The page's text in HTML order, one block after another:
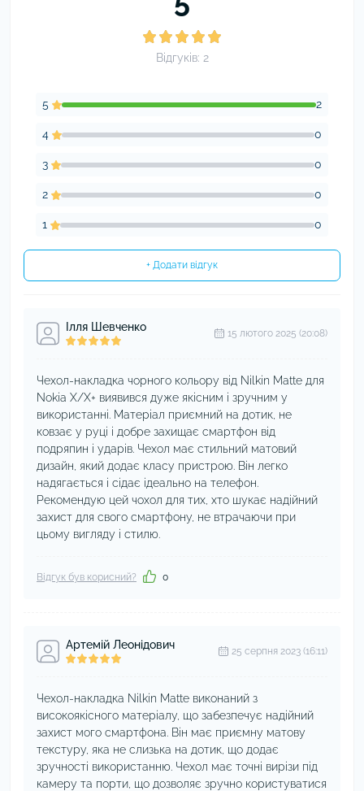
Відгуків: 2
5 2
4 0
3 0
2 0
1 0
+ Додати відгук
Ілля Шевченко 15 лютого 2025 (20:08)
Чехол-накладка чорного кольору від Nilkin Matte для
Nokia X/X+ виявився дуже якісним і зручним у
використанні. Матеріал приємний на дотик, не
ковзає у руці і добре захищає смартфон від
подряпин і ударів. Чехол має стильний матовий
дизайн, який додає класу пристрою. Він легко
надягається і сідає ідеально на телефон.
Рекомендую цей чохол для тих, хто шукає надійний
захист для свого смартфону, не втрачаючи при
цьому вигляду і стилю.
Відгук був корисний? 0
Артемій Леонідович 25 серпня 2023 (16:11)
Чехол-накладка Nilkin Matte виконаний з
високоякісного матеріалу, що забезпечує надійний
захист мого смартфона. Він має приємну матову
текстуру, яка не слизька на дотик, що додає
зручності використанню. Чехол має точні вирізи під
камеру та порти, що дозволяє зручно користуватися